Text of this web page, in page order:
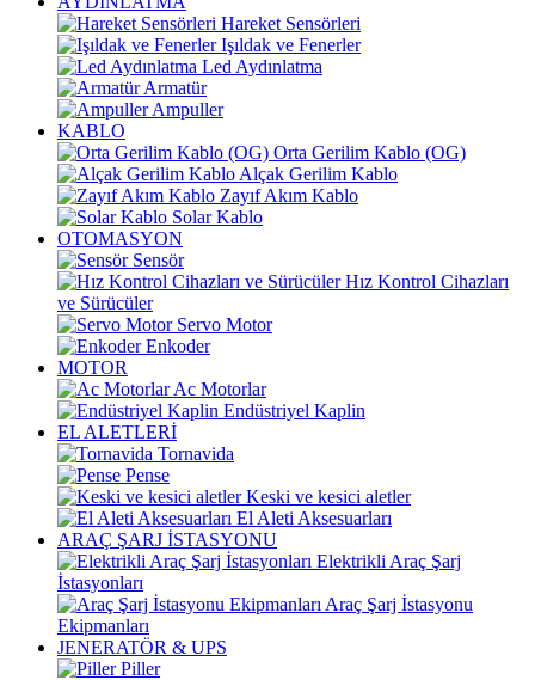
Hareket Sensörleri
Işıldak ve Fenerler
Led Aydınlatma
Armatür
Ampuller
KABLO
Orta Gerilim Kablo (OG)
Alçak Gerilim Kablo
Zayıf Akım Kablo
Solar Kablo
OTOMASYON
Sensör
Hız Kontrol Cihazları
ve Sürücüler
Servo Motor
Enkoder
MOTOR
Ac Motorlar
Endüstriyel Kaplin
EL ALETLERİ
Tornavida
Pense
Keski ve kesici aletler
El Aleti Aksesuarları
ARAÇ ŞARJ İSTASYONU
Elektrikli Araç Şarj
İstasyonları
Araç Şarj İstasyonu
Ekipmanları
JENERATÖR & UPS
Piller